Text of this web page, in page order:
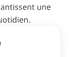
une